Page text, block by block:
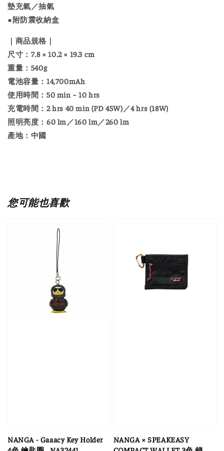
墊充氣／抽氣
●附防震收納盒
｜商品規格｜
尺寸：7.8 × 10.2 × 19.3 cm
重量：540g
電池容量：14,700mAh
使用時間：50 min ~ 10 hrs
充電時間：2 hrs 40 min (PD 45W)／4 hrs (18W)
照明亮度：60 lm／160 lm／260 lm
產地：中國
您可能也喜歡
NANGA - Gaaacy Key Holder
NANGA × SPEAKEASY